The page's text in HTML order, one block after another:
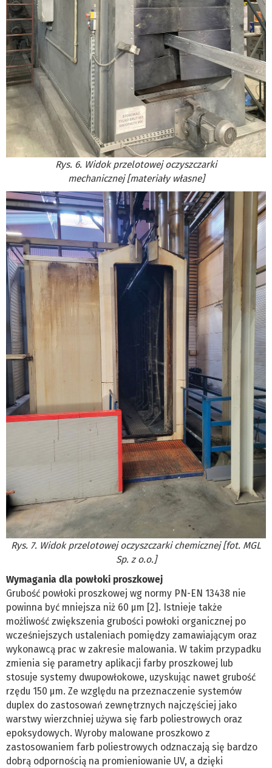
Rys. 6. Widok przelotowej oczyszczarki
mechanicznej [materiały własne]
Rys. 7. Widok przelotowej oczyszczarki chemicznej [fot. MGL
Sp. z o.o.]
Wymagania dla powłoki proszkowej
Grubość powłoki proszkowej wg normy PN-EN 13438 nie
powinna być mniejsza niż 60 µm [2]. Istnieje także
możliwość zwiększenia grubości powłoki organicznej po
wcześniejszych ustaleniach pomiędzy zamawiającym oraz
wykonawcą prac w zakresie malowania. W takim przypadku
zmienia się parametry aplikacji farby proszkowej lub
stosuje systemy dwupowłokowe, uzyskując nawet grubość
rzędu 150 μm. Ze względu na przeznaczenie systemów
duplex do zastosowań zewnętrznych najczęściej jako
warstwy wierzchniej używa się farb poliestrowych oraz
epoksydowych. Wyroby malowane proszkowo z
zastosowaniem farb poliestrowych odznaczają się bardzo
dobrą odpornością na promieniowanie UV, a dzięki